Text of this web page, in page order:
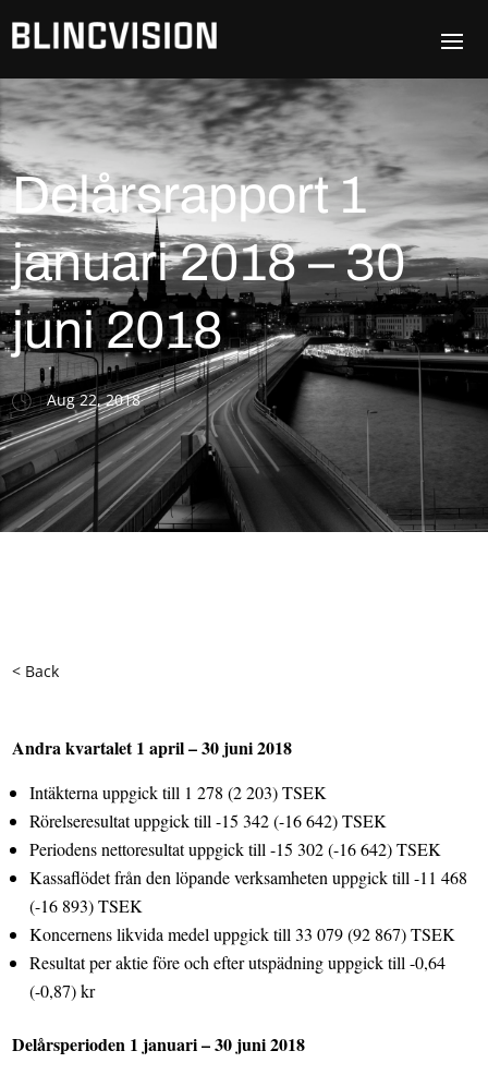
Delårsrapport 1
januari 2018 – 30
juni 2018
Aug 22, 2018
< Back
Andra kvartalet 1 april – 30 juni 2018
Intäkterna uppgick till 1 278 (2 203) TSEK
Rörelseresultat uppgick till -15 342(-16 642) TSEK
Periodens nettoresultat uppgick till-15 302 (-16 642) TSEK
Kassaflödet från den löpande verksamheten uppgick till -11 468
(-16 893) TSEK
Koncernens likvida medel uppgick till 33 079 (92 867) TSEK
Resultat per aktie före och efter utspädning uppgick till -0,64
(-0,87) kr
Delårsperioden 1 januari – 30 juni 2018